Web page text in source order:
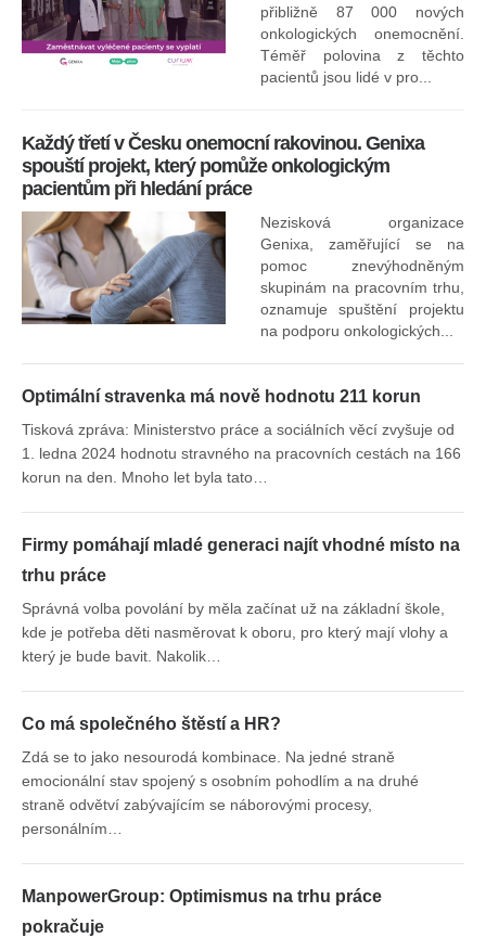
přibližně 87 000 nových
onkologických onemocnění.
Téměř polovina z těchto
pacientů jsou lidé v pro...
Každý třetí v Česku onemocní rakovinou. Genixa
spouští projekt, který pomůže onkologickým
pacientům při hledání práce
Nezisková organizace
Genixa, zaměřující se na
pomoc znevýhodněným
skupinám na pracovním trhu,
oznamuje spuštění projektu
na podporu onkologických...
Optimální stravenka má nově hodnotu 211 korun
Tisková zpráva: Ministerstvo práce a sociálních věcí zvyšuje od
1. ledna 2024 hodnotu stravného na pracovních cestách na 166
korun na den. Mnoho let byla tato…
Firmy pomáhají mladé generaci najít vhodné místo na
trhu práce
Správná volba povolání by měla začínat už na základní škole,
kde je potřeba děti nasměrovat k oboru, pro který mají vlohy a
který je bude bavit. Nakolik…
Co má společného štěstí a HR?
Zdá se to jako nesourodá kombinace. Na jedné straně
emocionální stav spojený s osobním pohodlím a na druhé
straně odvětví zabývajícím se náborovými procesy,
personálním…
ManpowerGroup: Optimismus na trhu práce
pokračuje